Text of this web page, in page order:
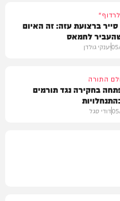
ברצועת עזה: זה האיום
לחמאס
יענקי גולדן
התורה
בחקירה נגד תורמים
דודי סגל